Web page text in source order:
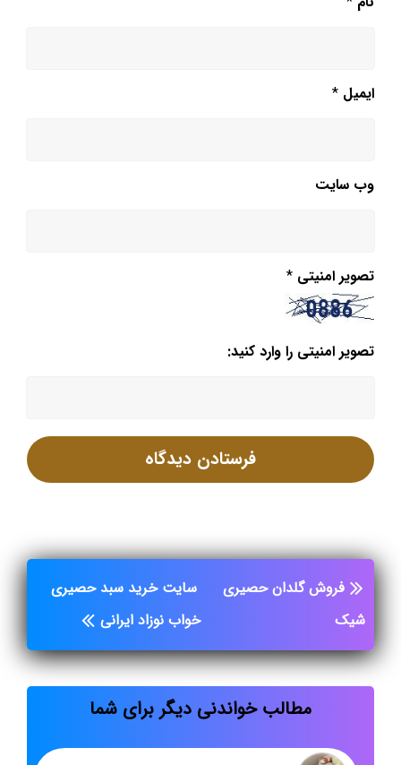
ایمیل *
وب‌ سایت
تصویر امنیتی *
تصویر امنیتی را وارد کنید:
فروش گلدان حصیری
شیک
سایت خرید سبد حصیری
خواب نوزاد ایرانی
مطالب خواندنی دیگر برای شما